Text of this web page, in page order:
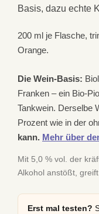
Basis, dazu echte
200 ml je Flasche,
Orange.
Die Wein-Basis:
Franken – ein Bio-
Tankwein. Derselbe
Prozent wie in der
kann. Mehr über
Mit 5,0 % vol. der
Alkohol anstößt,
Erst mal testen?